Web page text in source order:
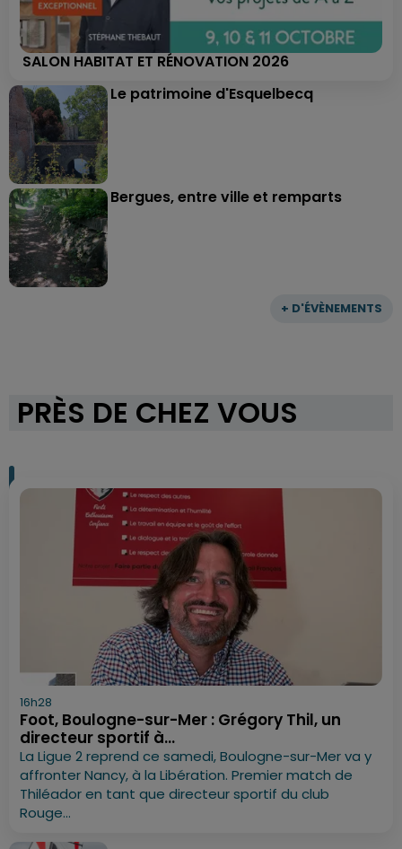
+ D'ÉVÈNEMENTS
SALON HABITAT ET RÉNOVATION 2026
Le patrimoine d'Esquelbecq
Bergues, entre ville et remparts
PRÈS DE CHEZ VOUS
16h28
Foot, Boulogne-sur-Mer : Grégory Thil, un
directeur sportif à...
La Ligue 2 reprend ce samedi, Boulogne-sur-Mer va y
affronter Nancy, à la Libération. Premier match de
Thiléador en tant que directeur sportif du club
Rouge...